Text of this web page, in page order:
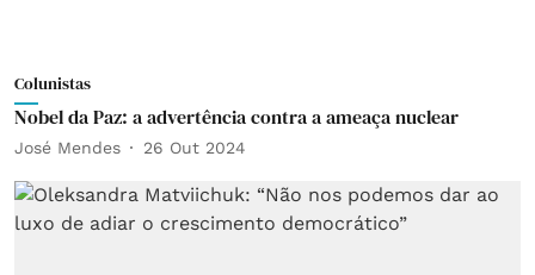
Colunistas
Nobel da Paz: a advertência contra a ameaça nuclear
José Mendes 26 Out 2024